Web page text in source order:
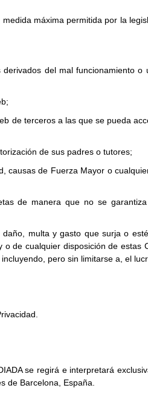
máxima permitida por la
del mal funcionamiento
de terceros a las que se pueda
de sus padres o tutores;
de Fuerza Mayor o
de manera que no se
multa y gasto que surja o
de cualquier disposición de estas
pero sin limitarse a, el
se regirá e interpretará
de Barcelona, España.